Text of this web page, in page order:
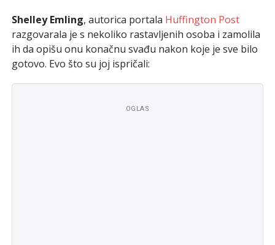
Shelley Emling, autorica portala Huffington Post
razgovarala je s nekoliko rastavljenih osoba i zamolila
ih da opišu onu konačnu svađu nakon koje je sve bilo
gotovo. Evo što su joj ispričali:
OGLAS